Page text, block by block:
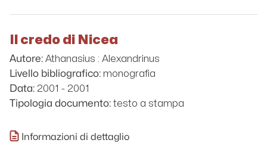
Il credo di Nicea
Autore: Athanasius : Alexandrinus
Livello bibliografico: monografia
Data: 2001 - 2001
Tipologia documento: testo a stampa
Informazioni di dettaglio